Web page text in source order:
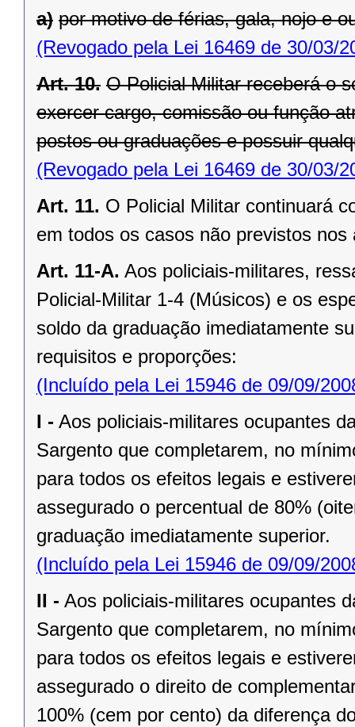
a) por motivo de férias, gala, nojo e
(Revogado pela Lei 16469 de 30/03/
Art. 10. O Policial Militar receberá o
exercer cargo, comissão ou função
postos ou graduações e possuir
(Revogado pela Lei 16469 de 30/03/
Art. 11. O Policial Militar continuará
em todos os casos não previstos nos
Art. 11-A. Aos policiais-militares,
Policial-Militar 1-4 (Músicos) e os
soldo da graduação imediatamente
requisitos e proporções:
(Incluído pela Lei 15946 de 09/09/
I - Aos policiais-militares ocupantes
Sargento que completarem, no
para todos os efeitos legais e
assegurado o percentual de 80%
graduação imediatamente superior.
(Incluído pela Lei 15946 de 09/09/
II - Aos policiais-militares ocupantes
Sargento que completarem, no
para todos os efeitos legais e
assegurado o direito de
100% (cem por cento) da diferença